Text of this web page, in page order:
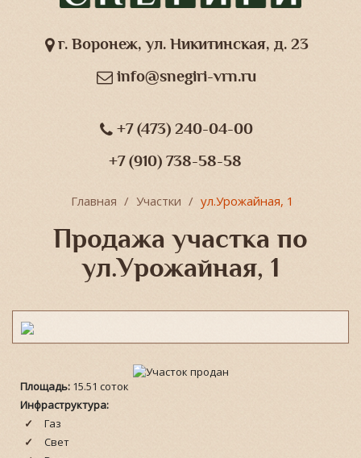
г. Воронеж, ул. Никитинская, д. 23
info@snegiri-vrn.ru
+7 (473) 240-04-00
+7 (910) 738-58-58
Главная Участки ул.Урожайная, 1
Продажа участка по
ул.Урожайная, 1
Площадь: 15.51 соток
Инфраструктура:
Газ
Свет